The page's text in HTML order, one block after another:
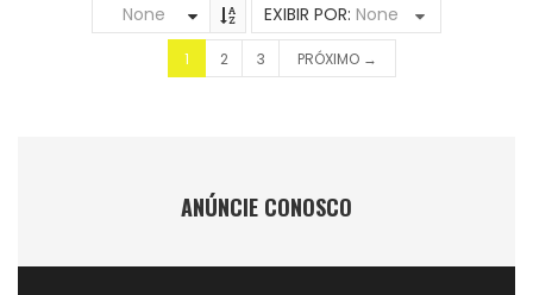
None EXIBIR POR: None
1 2 3 PRÓXIMO →
ANÚNCIE CONOSCO